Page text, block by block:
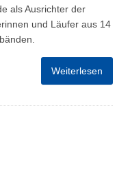
als Ausrichter der
und Läufer aus 14
Weiterlesen